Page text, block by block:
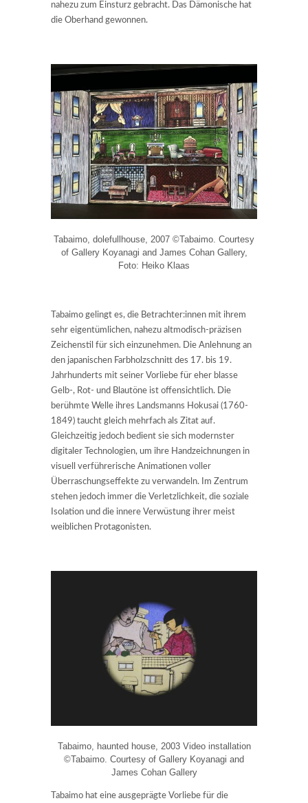
nahezu zum Einsturz gebracht. Das Dämonische hat
die Oberhand gewonnen.
Tabaimo, dolefullhouse, 2007 ©Tabaimo. Courtesy
of Gallery Koyanagi and James Cohan Gallery,
Foto: Heiko Klaas
Tabaimo gelingt es, die Betrachter:innen mit ihrem
sehr eigentümlichen, nahezu altmodisch-präzisen
Zeichenstil für sich einzunehmen. Die Anlehnung an
den japanischen Farbholzschnitt des 17. bis 19.
Jahrhunderts mit seiner Vorliebe für eher blasse
Gelb-, Rot- und Blautöne ist offensichtlich. Die
berühmte Welle ihres Landsmanns Hokusai (1760-
1849) taucht gleich mehrfach als Zitat auf.
Gleichzeitig jedoch bedient sie sich modernster
digitaler Technologien, um ihre Handzeichnungen in
visuell verführerische Animationen voller
Überraschungseffekte zu verwandeln. Im Zentrum
stehen jedoch immer die Verletzlichkeit, die soziale
Isolation und die innere Verwüstung ihrer meist
weiblichen Protagonisten.
Tabaimo, haunted house, 2003 Video installation
©Tabaimo. Courtesy of Gallery Koyanagi and
James Cohan Gallery
Tabaimo hat eine ausgeprägte Vorliebe für die